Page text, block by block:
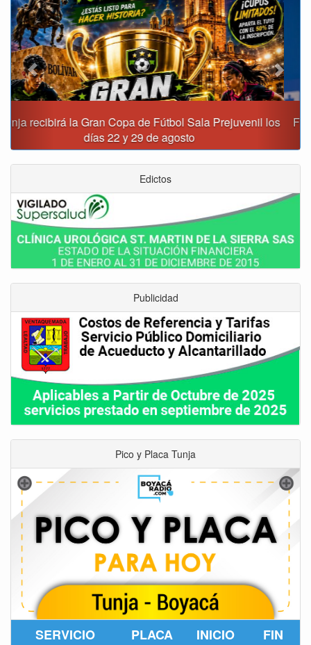
Fiscalía destapa presunta red de corrupción que habría
movido $3,1 billones en regalías
Edictos
Publicidad
Pico y Placa Tunja
SERVICIO PLACA INICIO FIN